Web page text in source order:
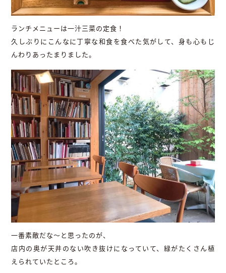
ランチメニューは一汁三菜の定食！
久しぶりにこんなに丁寧な和食を食べた気がして、身も心もじ
んわりあったまりました。
一番素敵だな〜と思ったのが、
店内の奥が天井のない吹き抜けになっていて、緑がたくさん植
えられていたところ。